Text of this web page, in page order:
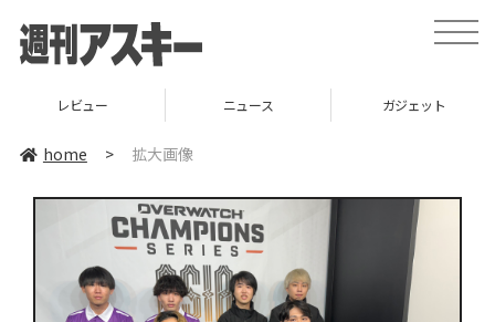
toggle
レビュー ニュース ガジェット
home > 拡大画像